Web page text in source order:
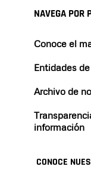
NAVEGA POR
Conoce el
Entidades
Archivo de
información
CONOCE